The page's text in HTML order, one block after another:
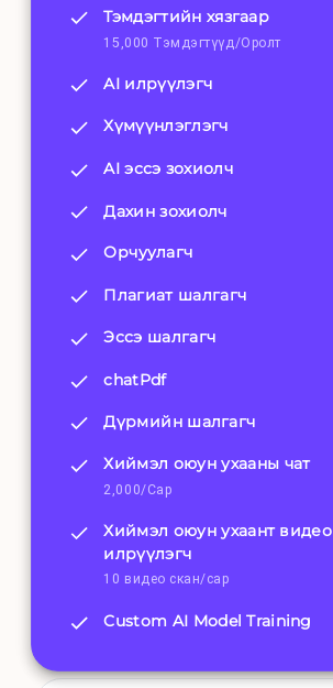
Тэмдэгтийн хязгаар
15,000 Тэмдэгтүүд/Оролт
AI илрүүлэгч
Хүмүүнлэглэгч
AI эссэ зохиолч
Дахин зохиолч
Орчуулагч
Плагиат шалгагч
Эссэ шалгагч
chatPdf
Дүрмийн шалгагч
Хиймэл оюун ухааны чат
2,000/Сар
Хиймэл оюун ухаант видео
илрүүлэгч
10 видео скан/сар
Custom AI Model Training